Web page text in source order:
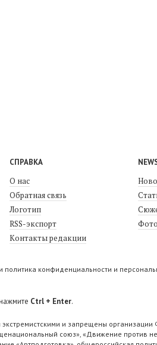
СПРАВКА
О нас
Обратная связь
Логотип
RSS-экспорт
Контакты редакции
Фото
политика конфиденциальности и
Ctrl + Enter.
и запрещены
союз», «Движение против